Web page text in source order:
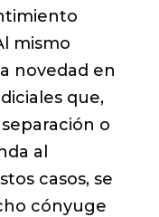
mismo
novedad en
que,
o
al
casos, se
cónyuge